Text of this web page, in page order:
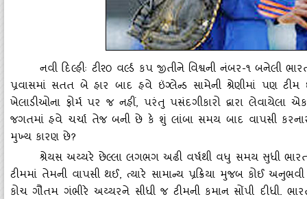
નવી દિલ્‍હીઃ ટી૨૦ વર્લ્‍ડ કપ જીતીને વિશ્વની નંબર-૧ બનેલી
પ્રવાસમાં સતત બે હાર બાદ હવે ઇંગ્‍લેન્‍ડ સામેની શ્રેણીમાં પણ
ખેલાડીઓના ફોર્મ પર જ નહીં, પરંતુ પસંદગીકારો દ્વારા લેવાયેલા
જગતમાં હવે ચર્ચા તેજ બની છે કે શું લાંબા સમય બાદ વાપસી
મુખ્‍ય કારણ છે?
શ્રેયસ અય્‍યરે છેલ્લા લગભગ અઢી વર્ષથી વધુ સમય સુધી ભારત
ટીમમાં તેમની વાપસી થઈ, ત્‍યારે સામાન્‍ય પ્રક્રિયા મુજબ કોઈ
કોચ ગૌતમ ગંભીરે અય્‍યરને સીધી જ ટીમની કમાન સોંપી દીધી.